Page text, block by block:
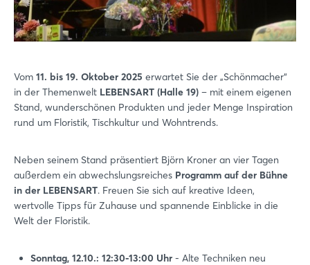
Vom 11. bis 19. Oktober 2025 erwartet Sie der „Schönmacher“
in der Themenwelt LEBENSART (Halle 19) – mit einem eigenen
Stand, wunderschönen Produkten und jeder Menge Inspiration
rund um Floristik, Tischkultur und Wohntrends.
Neben seinem Stand präsentiert Björn Kroner an vier Tagen
außerdem ein abwechslungsreiches Programm auf der Bühne
in der LEBENSART. Freuen Sie sich auf kreative Ideen,
wertvolle Tipps für Zuhause und spannende Einblicke in die
Welt der Floristik.
Sonntag, 12.10.: 12:30-13:00 Uhr - Alte Techniken neu